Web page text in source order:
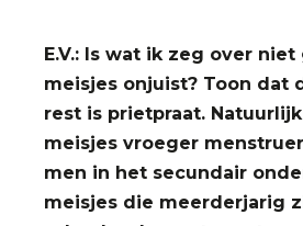
E.V.: Is wat ik zeg over
meisjes onjuist? Toon dat
rest is prietpraat.
meisjes vroeger
men in het secundair
meisjes die meerderjarig